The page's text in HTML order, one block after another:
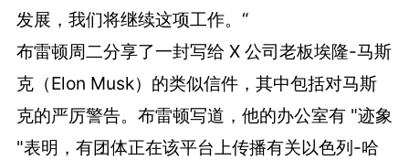
发展，我们将继续这项工作。“
布雷顿周二分享了一封写给 X 公司老板埃隆-马斯
克（Elon Musk）的类似信件，其中包括对马斯
克的严厉警告。布雷顿写道，他的办公室有 "迹象
"表明，有团体正在该平台上传播有关以色列-哈